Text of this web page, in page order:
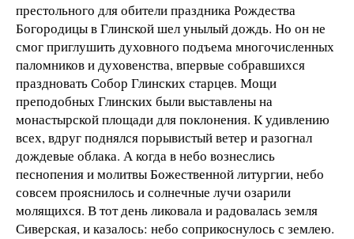
престольного для обители праздника Рождества
Богородицы в Глинской шел унылый дождь. Но он не
смог приглушить духовного подъема многочисленных
паломников и духовенства, впервые собравшихся
праздновать Собор Глинских старцев. Мощи
преподобных Глинских были выставлены на
монастырской площади для поклонения. К удивлению
всех, вдруг поднялся порывистый ветер и разогнал
дождевые облака. А когда в небо вознеслись
песнопения и молитвы Божественной литургии, небо
совсем прояснилось и солнечные лучи озарили
молящихся. В тот день ликовала и радовалась земля
Сиверская, и казалось: небо соприкоснулось с землею.